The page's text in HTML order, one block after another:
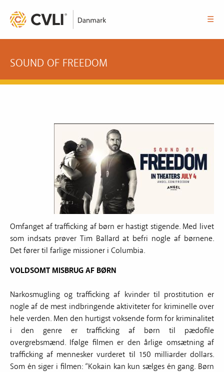
☰
SOUND OF FREEDOM
Omfanget af trafficking af børn er hastigt stigende. Med livet
som indsats prøver Tim Ballard at befri nogle af børnene.
Det fører til farlige missioner i Columbia.
VOLDSOMT MISBRUG AF BØRN
Narkosmugling og trafficking af kvinder til prostitution er
nogle af de mest indbringende aktiviteter for kriminelle over
hele verden. Men den hurtigst voksende form for kriminalitet
i den genre er trafficking af børn til pædofile
overgrebsmænd. Ifølge filmen er den årlige omsætning af
trafficking af mennesker vurderet til 150 milliarder dollars.
Som én siger i filmen: “Kokain kan kun sælges én gang. Børn